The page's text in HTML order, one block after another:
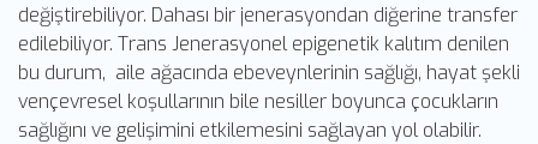
değiştirebiliyor. Dahası bir jenerasyondan diğerine transfer
edilebiliyor. Trans Jenerasyonel epigenetik kalıtım denilen
bu durum, aile ağacında ebeveynlerinin sağlığı, hayat şekli
vençevresel koşullarının bile nesiller boyunca çocukların
sağlığını ve gelişimini etkilemesini sağlayan yol olabilir.